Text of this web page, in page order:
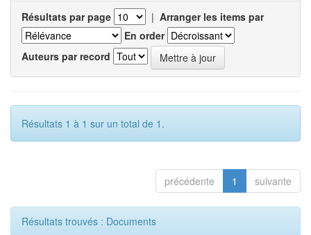
Résultats par page | Arranger les items par
En order
Auteurs par record
Résultats 1 à 1 sur un total de 1.
précédente 1 suivante
Résultats trouvés : Documents